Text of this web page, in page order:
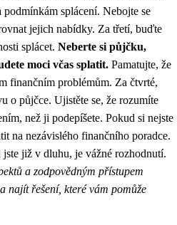
splácení. Nebojte se
jejich nabídky. Za třetí, buďte
splácet. Neberte si půjčku,
moci včas splatit. Pamatujte, že
finančním problémům. Za čtvrté,
o půjčce. Ujistěte se, že rozumíte
než ji podepíšete. Pokud si nejste
na nezávislého finančního poradce.
již v dluhu, je vážné rozhodnutí.
a zodpovědným přístupem
najít řešení, které vám pomůže